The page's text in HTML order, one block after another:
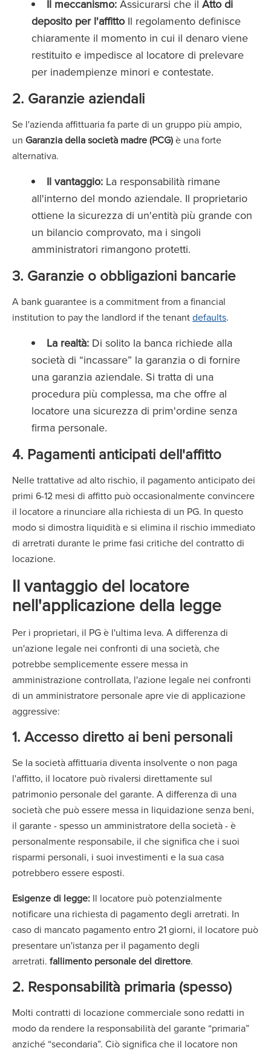
Il meccanismo: Assicurarsi che il Atto di
deposito per l'affittoIl regolamento definisce
chiaramente il momento in cui il denaro viene
restituito e impedisce al locatore di prelevare
per inadempienze minori e contestate.
2. Garanzie aziendali
Se l'azienda affittuaria fa parte di un gruppo più ampio,
un Garanzia della società madre (PCG)è una forte
alternativa.
Il vantaggio: La responsabilità rimane
all'interno del mondo aziendale. Il proprietario
ottiene la sicurezza di un'entità più grande con
un bilancio comprovato, ma i singoli
amministratori rimangono protetti.
3. Garanzie o obbligazioni bancarie
A bank guarantee is a commitment from a financial
institution to pay the landlord if the tenantdefaults.
La realtà: Di solito la banca richiede alla
società di “incassare” la garanzia o di fornire
una garanzia aziendale. Si tratta di una
procedura più complessa, ma che offre al
locatore una sicurezza di prim'ordine senza
firma personale.
4. Pagamenti anticipati dell'affitto
Nelle trattative ad alto rischio, il pagamento anticipato dei
primi 6-12 mesi di affitto può occasionalmente convincere
il locatore a rinunciare alla richiesta di un PG. In questo
modo si dimostra liquidità e si elimina il rischio immediato
di arretrati durante le prime fasi critiche del contratto di
locazione.
Il vantaggio del locatore
nell'applicazione della legge
Per i proprietari, il PG è l'ultima leva. A differenza di
un'azione legale nei confronti di una società, che
potrebbe semplicemente essere messa in
amministrazione controllata, l'azione legale nei confronti
di un amministratore personale apre vie di applicazione
aggressive:
1. Accesso diretto ai beni personali
Se la società affittuaria diventa insolvente o non paga
l'affitto, il locatore può rivalersi direttamente sul
patrimonio personale del garante. A differenza di una
società che può essere messa in liquidazione senza beni,
il garante - spesso un amministratore della società - è
personalmente responsabile, il che significa che i suoi
risparmi personali, i suoi investimenti e la sua casa
potrebbero essere esposti.
Esigenze di legge: Il locatore può potenzialmente
notificare una richiesta di pagamento degli arretrati. In
caso di mancato pagamento entro 21 giorni, il locatore può
presentare un'istanza per il pagamento degli
arretrati. fallimento personale del direttore.
2. Responsabilità primaria (spesso)
Molti contratti di locazione commerciale sono redatti in
modo da rendere la responsabilità del garante “primaria”
anziché “secondaria”. Ciò significa che il locatore non